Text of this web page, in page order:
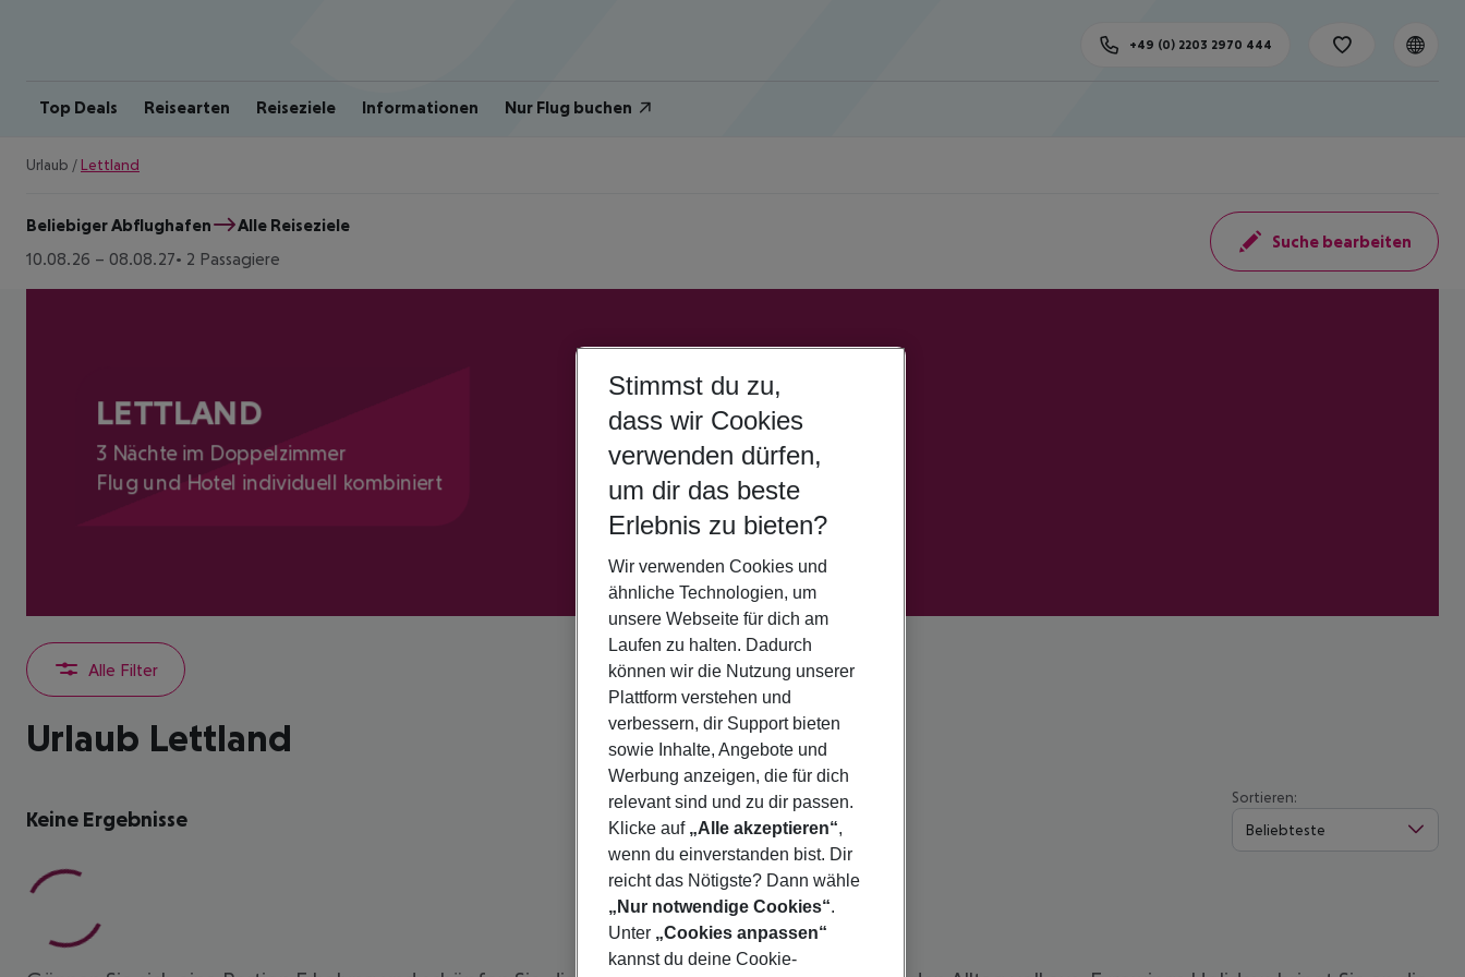
Top Deals Reisearten Reiseziele Informationen Nur Flug buchen
+49 (0) 2203 2970 444
Urlaub / Lettland
Beliebiger Abflughafen
Alle Reiseziele
10.08.26 – 08.08.27 2 Passagiere
Suche bearbeiten
LETTLAND
3 Nächte im Doppelzimmer
Flug und Hotel individuell kombiniert
Alle Filter
Urlaub Lettland
Keine Ergebnisse
Sortieren:
Beliebteste
Stimmst du zu,
dass wir Cookies
verwenden dürfen,
um dir das beste
Erlebnis zu bieten?
Wir verwenden Cookies und
ähnliche Technologien, um
unsere Webseite für dich am
Laufen zu halten. Dadurch
können wir die Nutzung unserer
Plattform verstehen und
verbessern, dir Support bieten
sowie Inhalte, Angebote und
Werbung anzeigen, die für dich
relevant sind und zu dir passen.
Klicke auf „Alle akzeptieren“,
wenn du einverstanden bist. Dir
reicht das Nötigste? Dann wähle
„Nur notwendige Cookies“.
Unter „Cookies anpassen“
kannst du deine Cookie-